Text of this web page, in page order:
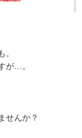
すが…。
せんか？